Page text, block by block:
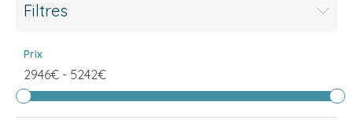
Filtres
Prix
2946€ - 5242€